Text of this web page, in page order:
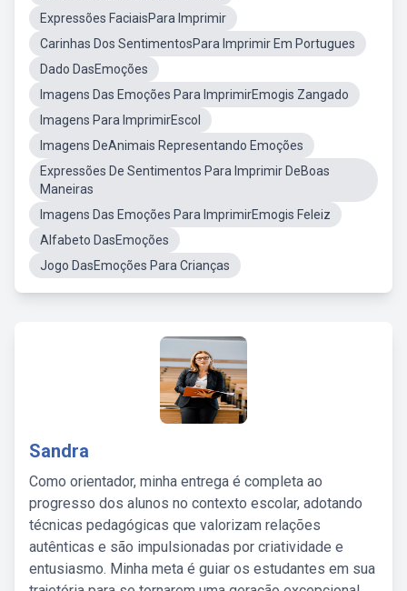
Expressões FaciaisPara Imprimir
Carinhas Dos SentimentosPara Imprimir Em Portugues
Dado DasEmoções
Imagens Das Emoções Para ImprimirEmogis Zangado
Imagens Para ImprimirEscol
Imagens DeAnimais Representando Emoções
Expressões De Sentimentos Para Imprimir DeBoas
Maneiras
Imagens Das Emoções Para ImprimirEmogis Feleiz
Alfabeto DasEmoções
Jogo DasEmoções Para Crianças
Sandra
Como orientador, minha entrega é completa ao
progresso dos alunos no contexto escolar, adotando
técnicas pedagógicas que valorizam relações
autênticas e são impulsionadas por criatividade e
entusiasmo. Minha meta é guiar os estudantes em sua